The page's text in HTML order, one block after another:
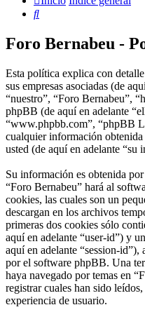
Buscar
Foro Bernabeu -
Esta política explica con
sus empresas asociadas (de
“nuestro”, “Foro Bernabeu”,
phpBB (de aquí en adelante
“www.phpbb.com”, “phpBB
cualquier información
usted (de aquí en adelante “su
Su información es obtenida
“Foro Bernabeu” hará al
cookies, las cuales son un
descargan en los archivos
primeras dos cookies sólo
aquí en adelante “user-id”) y
aquí en adelante “session-id”),
por el software phpBB. Una
haya navegado por temas en
registrar cuales han sido
experiencia de usuario.